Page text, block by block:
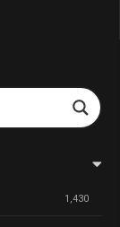
1,430